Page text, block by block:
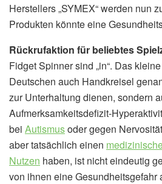
Herstellers „SYMEX“ werden nun
Produkten könnte eine
Rückrufaktion für beliebtes
Fidget Spinner sind „in“. Das
Deutschen auch Handkreisel
zur Unterhaltung dienen, sondern
Aufmerksamkeitsdefizit-
bei Autismusoder gegen
aber tatsächlich einen
Nutzen haben, ist nicht eindeutig
von ihnen eine Gesundheitsgefahr